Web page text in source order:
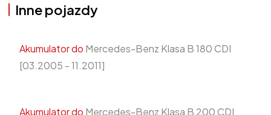
Inne pojazdy
Akumulator do Mercedes-Benz Klasa B 180 CDI
[03.2005 - 11.2011]
Akumulator do Mercedes-Benz Klasa B 200 CDI